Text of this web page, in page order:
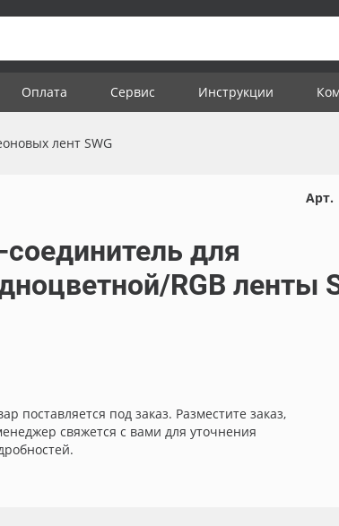
Оплата Сервис Инструкции
лент SWG
Арт.
соединитель для
RGB ленты
поставляется под заказ. Разместите заказ,
свяжется с вами для уточнения